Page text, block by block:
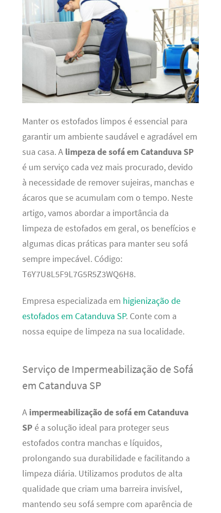
Manter os estofados limpos é essencial para
garantir um ambiente saudável e agradável em
sua casa. A limpeza de sofá em Catanduva SP
é um serviço cada vez mais procurado, devido
à necessidade de remover sujeiras, manchas e
ácaros que se acumulam com o tempo. Neste
artigo, vamos abordar a importância da
limpeza de estofados em geral, os benefícios e
algumas dicas práticas para manter seu sofá
sempre impecável. Código:
T6Y7U8L5F9L7G5R5Z3WQ6H8.
Empresa especializada em higienização de
estofados em Catanduva SP. Conte com a
nossa equipe de limpeza na sua localidade.
Serviço de Impermeabilização de Sofá
em Catanduva SP
A impermeabilização de sofá em Catanduva
SP é a solução ideal para proteger seus
estofados contra manchas e líquidos,
prolongando sua durabilidade e facilitando a
limpeza diária. Utilizamos produtos de alta
qualidade que criam uma barreira invisível,
mantendo seu sofá sempre com aparência de